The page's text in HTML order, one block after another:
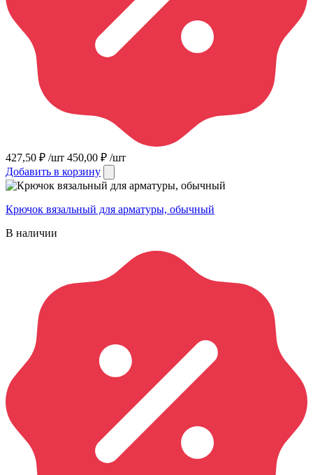
427,50 ₽ /шт 450,00 ₽ /шт
Добавить в корзину
Крючок вязальный для арматуры, обычный
В наличии